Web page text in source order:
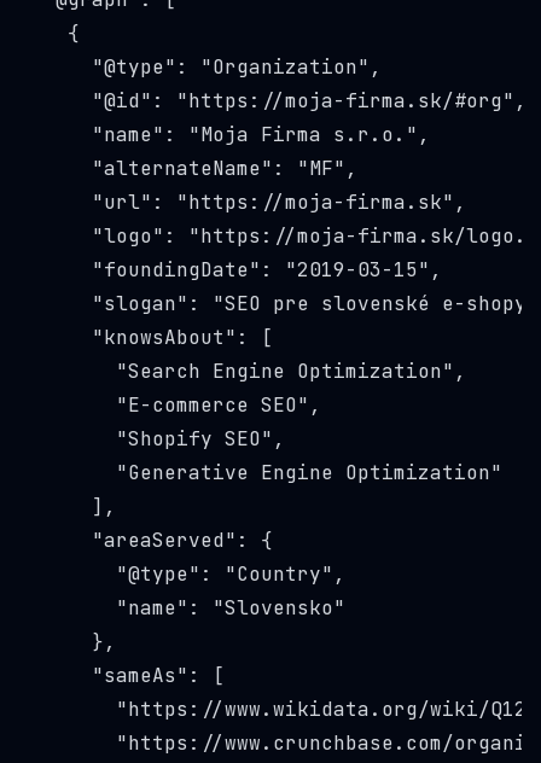
    {
      "@type": "Organization",
      "@id": "
https://moja-firma.sk/#org",
      "name": "Moja Firma s.r.o.",
      "alternateName": "MF",
      "url": "
https://moja-firma.sk",
      "logo": "
https://moja-firma.sk/
      "foundingDate": "2019-03-15",
"slogan": "SEO pre slovenské e-
      "knowsAbout": [
        "Search Engine Optimization",
        "E-commerce SEO",
        "Shopify SEO",
        "Generative Engine Optimization"
      ],
      "areaServed": {
        "@type": "Country",
        "name": "Slovensko"
      },
      "sameAs": [
        "
https://www.wikidata.org/wiki/
        "
https://www.crunchbase.com/